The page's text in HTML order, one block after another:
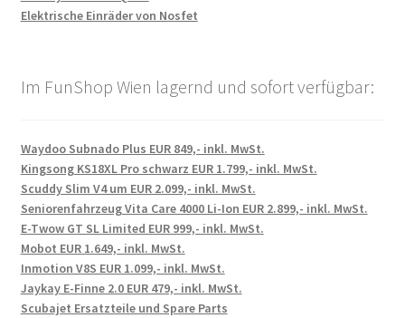
Elektrische Einräder von Nosfet
Im FunShop Wien lagernd und sofort verfügbar:
Waydoo Subnado Plus EUR 849,- inkl. MwSt.
Kingsong KS18XL Pro schwarz EUR 1.799,- inkl. MwSt.
Scuddy Slim V4 um EUR 2.099,- inkl. MwSt.
Seniorenfahrzeug Vita Care 4000 Li-Ion EUR 2.899,- inkl. MwSt.
E-Twow GT SL Limited EUR 999,- inkl. MwSt.
Mobot EUR 1.649,- inkl. MwSt.
Inmotion V8S EUR 1.099,- inkl. MwSt.
Jaykay E-Finne 2.0 EUR 479,- inkl. MwSt.
Scubajet Ersatzteile und Spare Parts